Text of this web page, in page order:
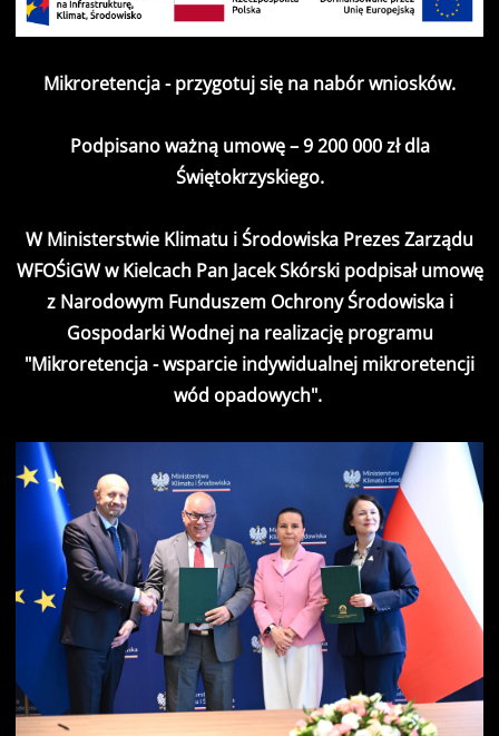
Mikroretencja - przygotuj się na nabór wniosków.
Podpisano ważną umowę – 9 200 000 zł dla
Świętokrzyskiego.
W Ministerstwie Klimatu i Środowiska Prezes Zarządu
WFOŚiGW w Kielcach Pan Jacek Skórski podpisał umowę
z Narodowym Funduszem Ochrony Środowiska i
Gospodarki Wodnej na realizację programu
"Mikroretencja - wsparcie indywidualnej mikroretencji
wód opadowych".